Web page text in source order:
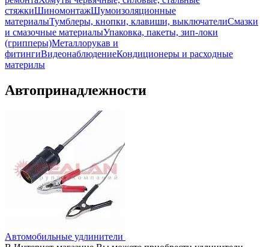
стяжкиШиномонтажШумоизоляционные
материалыТумблеры, кнопки, клавиши, выключателиСмазки
и смазочные материалыУпаковка, пакеты, зип-локи
(грипперы)Металлорукав и
фитингиВидеонаблюдениеКондиционеры и расходные
материлы
Автопринадлежности
Автомобильные удлинители